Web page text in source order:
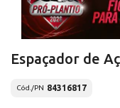
Espaçador de
Cód./PN 84316817